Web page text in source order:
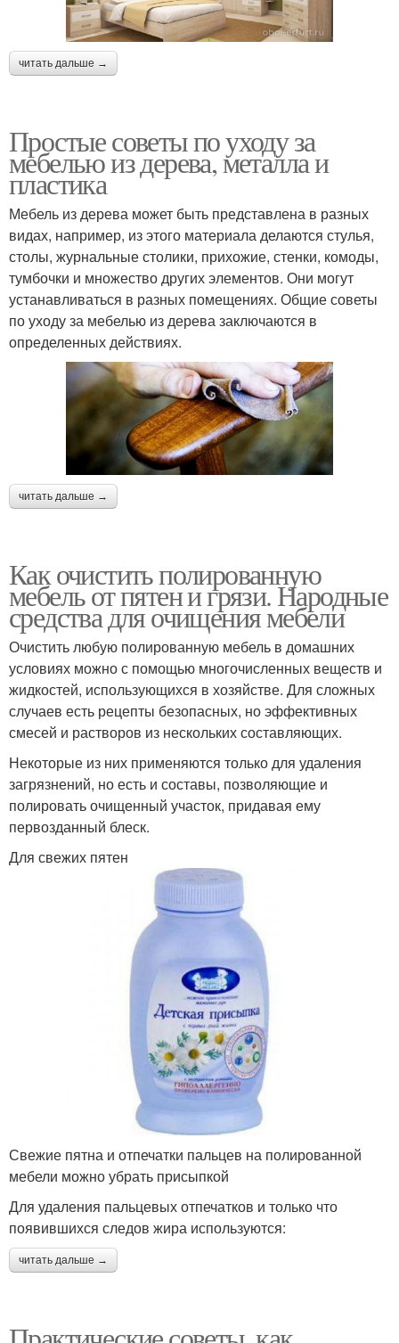
читать дальше →
Простые советы по уходу за
мебелью из дерева, металла и
пластика
Мебель из дерева может быть представлена в разных
видах, например, из этого материала делаются стулья,
столы, журнальные столики, прихожие, стенки, комоды,
тумбочки и множество других элементов. Они могут
устанавливаться в разных помещениях. Общие советы
по уходу за мебелью из дерева заключаются в
определенных действиях.
читать дальше →
Как очистить полированную
мебель от пятен и грязи. Народные
средства для очищения мебели
Очистить любую полированную мебель в домашних
условиях можно с помощью многочисленных веществ и
жидкостей, использующихся в хозяйстве. Для сложных
случаев есть рецепты безопасных, но эффективных
смесей и растворов из нескольких составляющих.
Некоторые из них применяются только для удаления
загрязнений, но есть и составы, позволяющие и
полировать очищенный участок, придавая ему
первозданный блеск.
Для свежих пятен
Свежие пятна и отпечатки пальцев на полированной
мебели можно убрать присыпкой
Для удаления пальцевых отпечатков и только что
появившихся следов жира используются:
читать дальше →